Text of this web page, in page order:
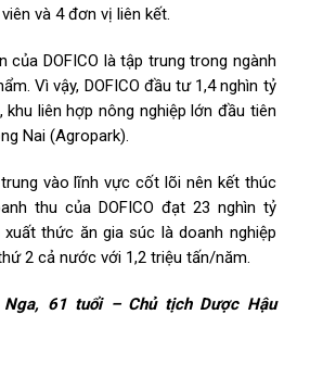
và 4 đơn vị liên kết.
của DOFICO là tập trung trong ngành
Vì vậy, DOFICO đầu tư 1,4 nghìn tỷ
khu liên hợp nông nghiệp lớn đầu tiên
Nai (Agropark).
vào lĩnh vực cốt lõi nên kết thúc
thu của DOFICO đạt 23 nghìn tỷ
thức ăn gia súc là doanh nghiệp
2 cả nước với 1,2 triệu tấn/năm.
61 tuổi – Chủ tịch Dược Hậu